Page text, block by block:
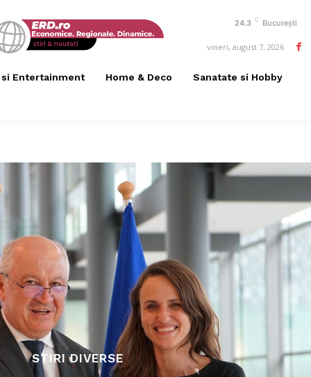
24.3 C București
vineri, august 7, 2026
Entertainment Home & Deco Sanatate si Hobby
STIRI DIVERSE